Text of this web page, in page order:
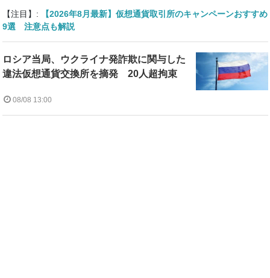
【注目】:
【2026年8月最新】仮想通貨取引所のキャンペーンおすすめ
9選 注意点も解説
ロシア当局、ウクライナ発詐欺に関与した
違法仮想通貨交換所を摘発 20人超拘束
08/08 13:00